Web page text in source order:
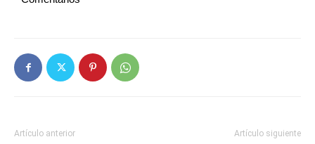
Artículo anterior Artículo siguiente